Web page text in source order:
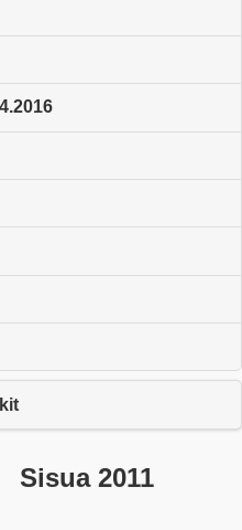
Sisua 2011